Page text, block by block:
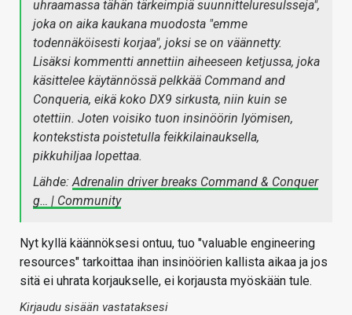
uhraamassa tähän tärkeimpiä suunnitteluresulsseja",
joka on aika kaukana muodosta "emme
todennäköisesti korjaa", joksi se on väännetty.
Lisäksi kommentti annettiin aiheeseen ketjussa, joka
käsittelee käytännössä pelkkää Command and
Conqueria, eikä koko DX9 sirkusta, niin kuin se
otettiin. Joten voisiko tuon insinöörin lyömisen,
kontekstista poistetulla feikkilainauksella,
pikkuhiljaa lopettaa.
Lähde: Adrenalin driver breaks Command & Conquer
g… | Community
Nyt kyllä käännöksesi ontuu, tuo "valuable engineering
resources" tarkoittaa ihan insinöörien kallista aikaa ja jos
sitä ei uhrata korjaukselle, ei korjausta myöskään tule.
Kirjaudu sisään vastataksesi